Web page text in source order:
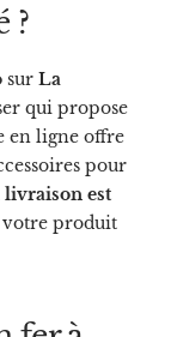
?
sur La
qui propose
en ligne offre
pour
livraison est
votre produit